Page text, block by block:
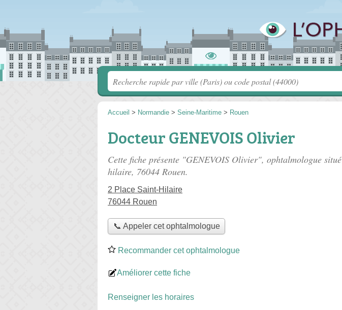
Accueil > Normandie > Seine-Maritime > Rouen
Docteur GENEVOIS Olivier
Cette fiche présente "GENEVOIS Olivier", ophtalmologue situé
hilaire, 76044 Rouen.
2 Place Saint-Hilaire
76044 Rouen
📞 Appeler cet ophtalmologue
Recommander cet ophtalmologue
Améliorer cette fiche
Renseigner les horaires